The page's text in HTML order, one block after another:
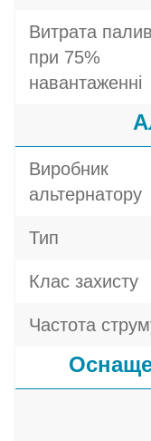
Витрата
при 75%
навантаженні
Виробник
альтернатору
Тип
Клас захисту
Частота